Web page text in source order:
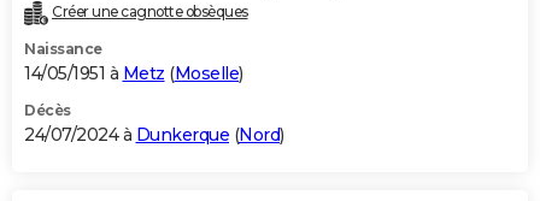
Créer une cagnotte obsèques
Naissance
14/05/1951 à Metz (Moselle)
Décès
24/07/2024 à Dunkerque (Nord)